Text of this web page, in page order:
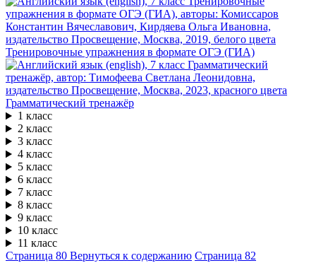
Тренировочные упражнения в формате ОГЭ (ГИА)
Грамматический тренажёр
1 класс
2 класс
3 класс
4 класс
5 класс
6 класс
7 класс
8 класс
9 класс
10 класс
11 класс
Страница 80 Вернуться к содержанию Страница 82